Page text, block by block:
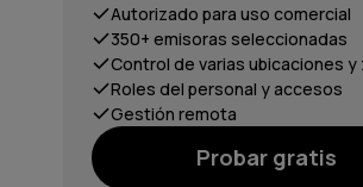
Autorizado para uso comercial
350+ emisoras seleccionadas
Control de varias ubicaciones y
Roles del personal y accesos
Gestión remota
Probar gratis